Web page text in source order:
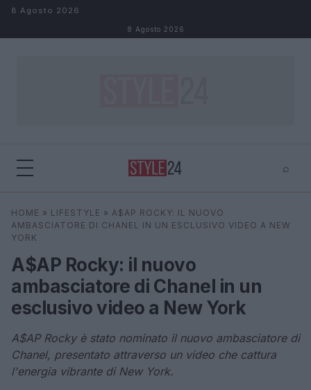
Salta al contenuto
8 Agosto 2026
8 Agosto 2026
⌕
Cerca
HOME » LIFESTYLE » A$AP ROCKY: IL NUOVO
AMBASCIATORE DI CHANEL IN UN ESCLUSIVO VIDEO A NEW
YORK
A$AP Rocky: il nuovo
ambasciatore di Chanel in un
esclusivo video a New York
A$AP Rocky è stato nominato il nuovo ambasciatore di
Chanel, presentato attraverso un video che cattura
l'energia vibrante di New York.